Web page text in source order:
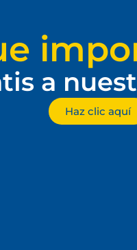
a
Haz clic aquí